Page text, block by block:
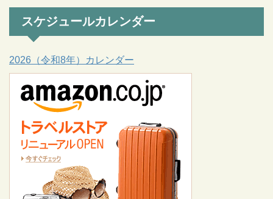
スケジュールカレンダー
2026（令和8年）カレンダー